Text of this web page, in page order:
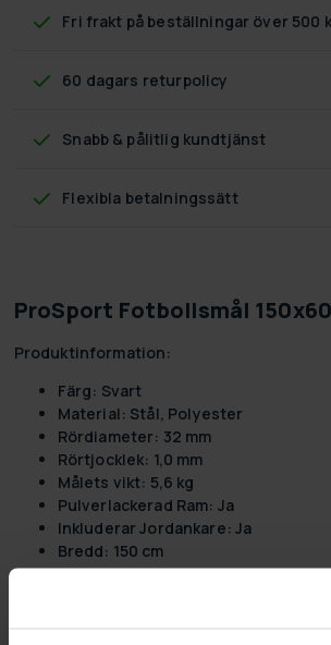
Fri frakt på beställningar över 500
60 dagars returpolicy
Snabb & pålitlig kundtjänst
Flexibla betalningssätt
ProSport Fotbollsmål
Produktinformation:
Färg: Svart
Material: Stål, Polyester
Rördiameter: 32 mm
Rörtjocklek: 1,0 mm
Målets vikt: 5,6 kg
Pulverlackerad Ram: Ja
Inkluderar Jordankare: Ja
Bredd: 150 cm
Höjd:60 cm